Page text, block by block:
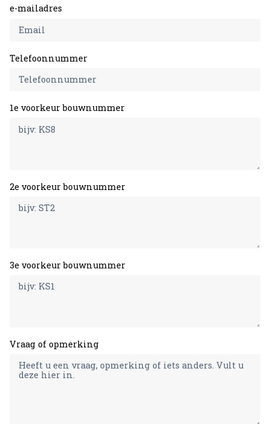
e-mailadres
Telefoonnummer
1e voorkeur bouwnummer
2e voorkeur bouwnummer
3e voorkeur bouwnummer
Vraag of opmerking